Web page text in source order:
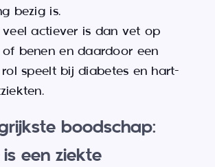
bezig is.
veel actiever is dan vet op
of benen en daardoor een
speelt bij diabetes en hart-
boodschap:
een ziekte